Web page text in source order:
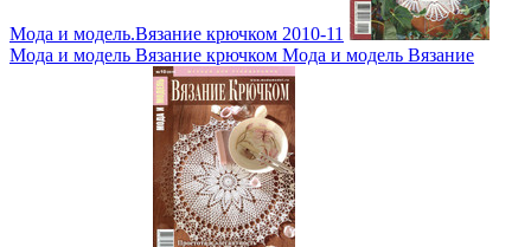
Мода и модель.Вязание крючком 2010-11
Мода и модель Вязание крючком Мода и модель Вязание